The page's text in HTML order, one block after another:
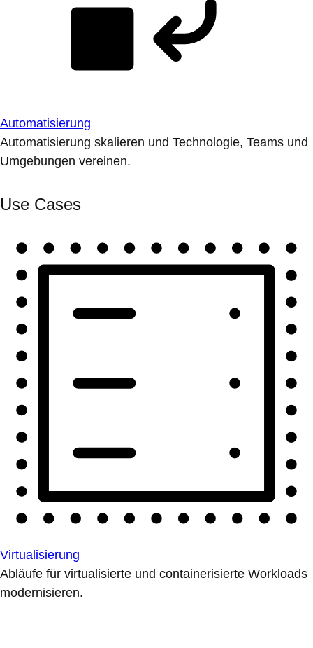
Automatisierung
Automatisierung skalieren und Technologie, Teams und
Umgebungen vereinen.
Use Cases
Virtualisierung
Abläufe für virtualisierte und containerisierte Workloads
modernisieren.